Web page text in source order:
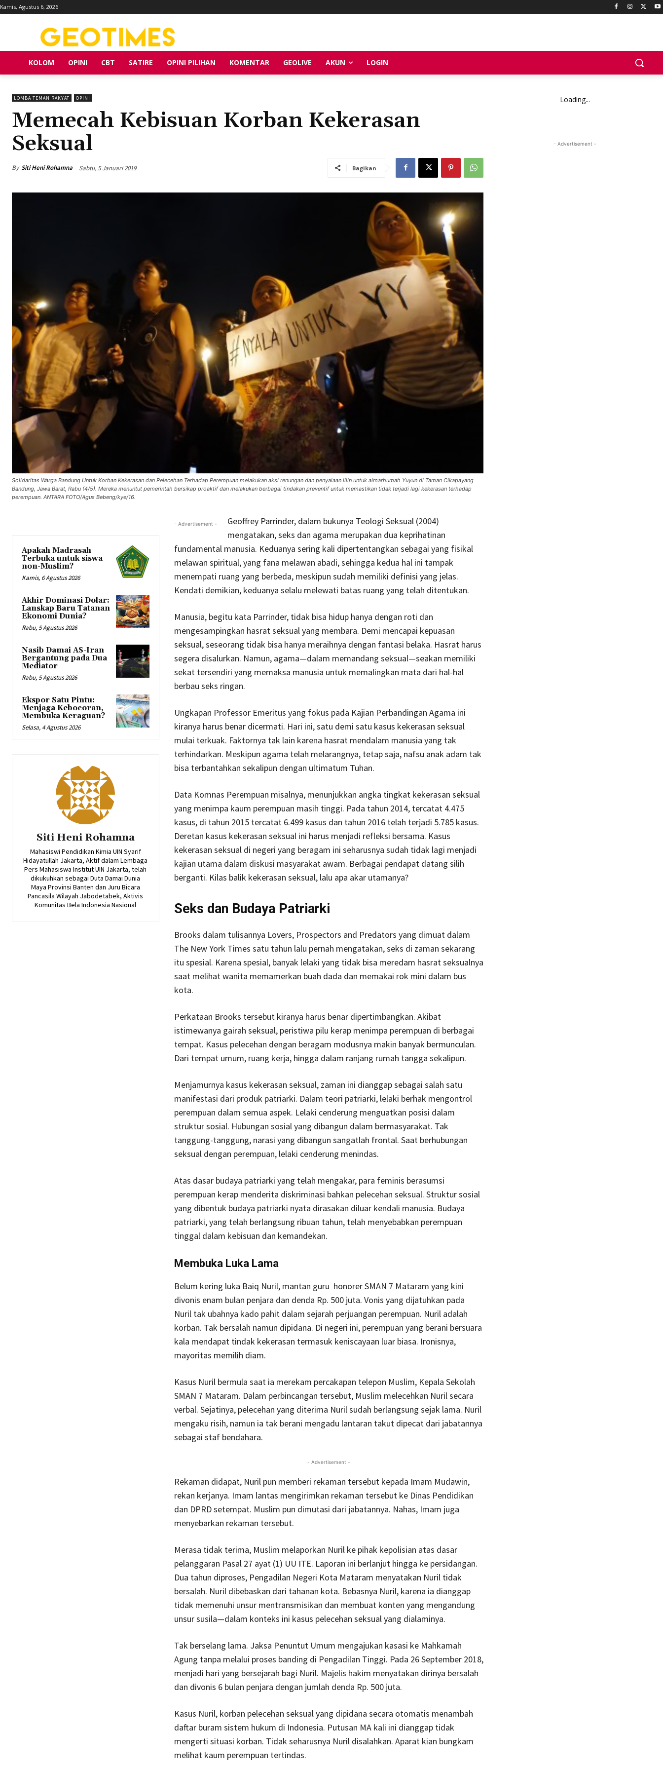
Kamis, Agustus 6, 2026
KOLOM OPINI CBT SATIRE OPINI PILIHAN KOMENTAR GEOLIVE AKUN LOGIN
LOMBA TEMAN RAKYAT OPINI
Memecah Kebisuan Korban Kekerasan
Seksual
By Siti Heni Rohamna Sabtu, 5 Januari 2019 Bagikan
Solidaritas Warga Bandung Untuk Korban Kekerasan dan Pelecehan Terhadap Perempuan melakukan aksi renungan dan penyalaan lilin untuk almarhumah Yuyun di Taman Cikapayang
Bandung, Jawa Barat, Rabu (4/5). Mereka menuntut pemerintah bersikap proaktif dan melakukan berbagai tindakan preventif untuk memastikan tidak terjadi lagi kekerasan terhadap
perempuan. ANTARA FOTO/Agus Bebeng/kye/16.
Apakah Madrasah
Terbuka untuk siswa
non-Muslim?
Kamis, 6 Agustus 2026
Akhir Dominasi Dolar:
Lanskap Baru Tatanan
Ekonomi Dunia?
Rabu, 5 Agustus 2026
Nasib Damai AS-Iran
Bergantung pada Dua
Mediator
Rabu, 5 Agustus 2026
Ekspor Satu Pintu:
Menjaga Kebocoran,
Membuka Keraguan?
Selasa, 4 Agustus 2026
Siti Heni Rohamna
Mahasiswi Pendidikan Kimia UIN Syarif
Hidayatullah Jakarta, Aktif dalam Lembaga
Pers Mahasiswa Institut UIN Jakarta, telah
dikukuhkan sebagai Duta Damai Dunia
Maya Provinsi Banten dan Juru Bicara
Pancasila Wilayah Jabodetabek, Aktivis
Komunitas Bela Indonesia Nasional
- Advertisement -
Geoffrey Parrinder, dalam bukunya Teologi Seksual (2004)
mengatakan, seks dan agama merupakan dua keprihatinan
fundamental manusia. Keduanya sering kali dipertentangkan sebagai yang fisikal
melawan spiritual, yang fana melawan abadi, sehingga kedua hal ini tampak
menempati ruang yang berbeda, meskipun sudah memiliki definisi yang jelas.
Kendati demikian, keduanya selalu melewati batas ruang yang telah ditentukan.
Manusia, begitu kata Parrinder, tidak bisa hidup hanya dengan roti dan
mengesampingkan hasrat seksual yang membara. Demi mencapai kepuasan
seksual, seseorang tidak bisa hanya meraihnya dengan fantasi belaka. Hasrat harus
segera disalurkan. Namun, agama—dalam memandang seksual—seakan memiliki
sekat tersendiri yang memaksa manusia untuk memalingkan mata dari hal-hal
berbau seks ringan.
Ungkapan Professor Emeritus yang fokus pada Kajian Perbandingan Agama ini
kiranya harus benar dicermati. Hari ini, satu demi satu kasus kekerasan seksual
mulai terkuak. Faktornya tak lain karena hasrat mendalam manusia yang tak
terhindarkan. Meskipun agama telah melarangnya, tetap saja, nafsu anak adam tak
bisa terbantahkan sekalipun dengan ultimatum Tuhan.
Data Komnas Perempuan misalnya, menunjukkan angka tingkat kekerasan seksual
yang menimpa kaum perempuan masih tinggi. Pada tahun 2014, tercatat 4.475
kasus, di tahun 2015 tercatat 6.499 kasus dan tahun 2016 telah terjadi 5.785 kasus.
Deretan kasus kekerasan seksual ini harus menjadi refleksi bersama. Kasus
kekerasan seksual di negeri yang beragam ini seharusnya sudah tidak lagi menjadi
kajian utama dalam diskusi masyarakat awam. Berbagai pendapat datang silih
berganti. Kilas balik kekerasan seksual, lalu apa akar utamanya?
Seks dan Budaya Patriarki
Brooks dalam tulisannya Lovers, Prospectors and Predators yang dimuat dalam
The New York Times satu tahun lalu pernah mengatakan, seks di zaman sekarang
itu spesial. Karena spesial, banyak lelaki yang tidak bisa meredam hasrat seksualnya
saat melihat wanita memamerkan buah dada dan memakai rok mini dalam bus
kota.
Perkataan Brooks tersebut kiranya harus benar dipertimbangkan. Akibat
istimewanya gairah seksual, peristiwa pilu kerap menimpa perempuan di berbagai
tempat. Kasus pelecehan dengan beragam modusnya makin banyak bermunculan.
Dari tempat umum, ruang kerja, hingga dalam ranjang rumah tangga sekalipun.
Menjamurnya kasus kekerasan seksual, zaman ini dianggap sebagai salah satu
manifestasi dari produk patriarki. Dalam teori patriarki, lelaki berhak mengontrol
perempuan dalam semua aspek. Lelaki cenderung menguatkan posisi dalam
struktur sosial. Hubungan sosial yang dibangun dalam bermasyarakat. Tak
tanggung-tanggung, narasi yang dibangun sangatlah frontal. Saat berhubungan
seksual dengan perempuan, lelaki cenderung menindas.
Atas dasar budaya patriarki yang telah mengakar, para feminis berasumsi
perempuan kerap menderita diskriminasi bahkan pelecehan seksual. Struktur sosial
yang dibentuk budaya patriarki nyata dirasakan diluar kendali manusia. Budaya
patriarki, yang telah berlangsung ribuan tahun, telah menyebabkan perempuan
tinggal dalam kebisuan dan kemandekan.
Membuka Luka Lama
Belum kering luka Baiq Nuril, mantan guru honorer SMAN 7 Mataram yang kini
divonis enam bulan penjara dan denda Rp. 500 juta. Vonis yang dijatuhkan pada
Nuril tak ubahnya kado pahit dalam sejarah perjuangan perempuan. Nuril adalah
korban. Tak bersalah namun dipidana. Di negeri ini, perempuan yang berani bersuara
kala mendapat tindak kekerasan termasuk keniscayaan luar biasa. Ironisnya,
mayoritas memilih diam.
Kasus Nuril bermula saat ia merekam percakapan telepon Muslim, Kepala Sekolah
SMAN 7 Mataram. Dalam perbincangan tersebut, Muslim melecehkan Nuril secara
verbal. Sejatinya, pelecehan yang diterima Nuril sudah berlangsung sejak lama. Nuril
mengaku risih, namun ia tak berani mengadu lantaran takut dipecat dari jabatannya
sebagai staf bendahara.
- Advertisement -
Rekaman didapat, Nuril pun memberi rekaman tersebut kepada Imam Mudawin,
rekan kerjanya. Imam lantas mengirimkan rekaman tersebut ke Dinas Pendidikan
dan DPRD setempat. Muslim pun dimutasi dari jabatannya. Nahas, Imam juga
menyebarkan rekaman tersebut.
Merasa tidak terima, Muslim melaporkan Nuril ke pihak kepolisian atas dasar
pelanggaran Pasal 27 ayat (1) UU ITE. Laporan ini berlanjut hingga ke persidangan.
Dua tahun diproses, Pengadilan Negeri Kota Mataram menyatakan Nuril tidak
bersalah. Nuril dibebaskan dari tahanan kota. Bebasnya Nuril, karena ia dianggap
tidak memenuhi unsur mentransmisikan dan membuat konten yang mengandung
unsur susila—dalam konteks ini kasus pelecehan seksual yang dialaminya.
Tak berselang lama. Jaksa Penuntut Umum mengajukan kasasi ke Mahkamah
Agung tanpa melalui proses banding di Pengadilan Tinggi. Pada 26 September 2018,
menjadi hari yang bersejarah bagi Nuril. Majelis hakim menyatakan dirinya bersalah
dan divonis 6 bulan penjara dengan jumlah denda Rp. 500 juta.
Kasus Nuril, korban pelecehan seksual yang dipidana secara otomatis menambah
daftar buram sistem hukum di Indonesia. Putusan MA kali ini dianggap tidak
mengerti situasi korban. Tidak seharusnya Nuril disalahkan. Aparat kian bungkam
melihat kaum perempuan tertindas.
Loading...
- Advertisement -